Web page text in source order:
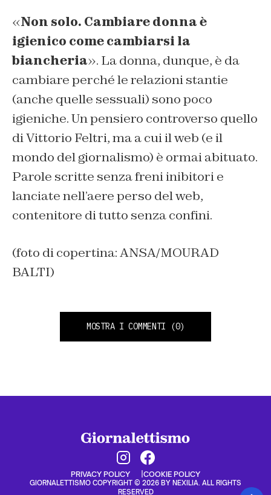
«Non solo. Cambiare donna è
igienico come cambiarsi la
biancheria». La donna, dunque, è da
cambiare perché le relazioni stantie
(anche quelle sessuali) sono poco
igieniche. Un pensiero controverso quello
di Vittorio Feltri, ma a cui il web (e il
mondo del giornalismo) è ormai abituato.
Parole scritte senza freni inibitori e
lanciate nell’aere perso del web,
contenitore di tutto senza confini.
(foto di copertina: ANSA/MOURAD
BALTI)
MOSTRA I COMMENTI (0)
PRIVACY POLICY COOKIE POLICY
GIORNALETTISMO COPYRIGHT © 2026 BY NEXILIA. ALL RIGHTS
RESERVED